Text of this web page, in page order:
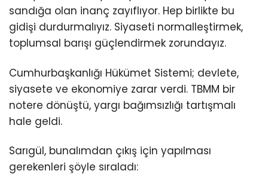
sandığa olan inanç zayıflıyor. Hep birlikte bu
gidişi durdurmalıyız. Siyaseti normalleştirmek,
toplumsal barışı güçlendirmek zorundayız.
Cumhurbaşkanlığı Hükümet Sistemi; devlete,
siyasete ve ekonomiye zarar verdi. TBMM bir
notere dönüştü, yargı bağımsızlığı tartışmalı
hale geldi.
Sarıgül, bunalımdan çıkış için yapılması
gerekenleri şöyle sıraladı: